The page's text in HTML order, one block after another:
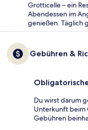
Grotticelle – ein
Abendessen im
genießen. Täglich
Gebühren &
Du wirst darum
Unterkunft beim
Gebühren